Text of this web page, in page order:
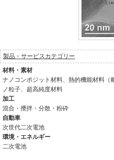
製品・サービスカテゴリー
材料・素材
ナノコンポジット材料、熱的機能材料
ノ粒子、超高純度材料
加工
混合・攪拌・分散・粉砕
自動車
次世代二次電池
環境・エネルギー
二次電池